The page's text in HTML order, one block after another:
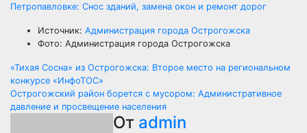
Петропавловке: Снос зданий, замена окон и ремонт дорог
Источник: Администрация города Острогожска
Фото: Администрация города Острогожска
Навигация
по
«Тихая Сосна» из Острогожска: Второе место на региональном
конкурсе «ИнфоТОС»
Острогожский район борется с мусором: Административное
давление и просвещение населения
От admin